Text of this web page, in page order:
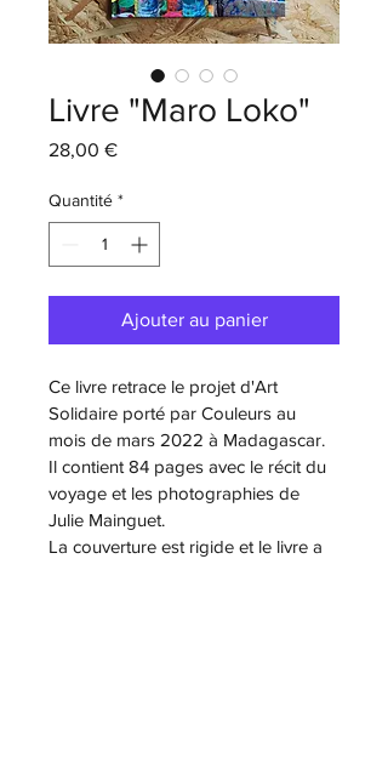
Livre "Maro Loko"
28,00 €Prix
Quantité *
Ajouter au panier
Ce livre retrace le projet d'Art
Solidaire porté par Couleurs au
mois de mars 2022 à Madagascar.
Il contient 84 pages avec le récit du
voyage et les photographies de
Julie Mainguet.
La couverture est rigide et le livre a